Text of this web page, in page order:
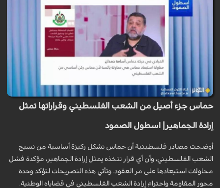
حماس جزء أصيل من الشعب الفلسطيني وقراراتها تمثل
إرادة الجماهير| اسطول الصمود
أوضحت مصادر فلسطينية أن حماس تشكل ركيزة أساسية من نسيج
الشعب الفلسطيني، وأن أي قرار تتخذه يمثل إرادة الجماهير، مؤكدة فشل
محاولات استبعادها على مر العقود. وتأتي هذه التصريحات لتؤكد وحدة
محور المقاومة واحترام إرادة الشعب الفلسطيني في قضاياه الوطنية.